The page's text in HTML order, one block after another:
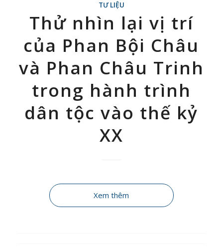
TƯ LIỆU
Thử nhìn lại vị trí
của Phan Bội Châu
và Phan Châu Trinh
trong hành trình
dân tộc vào thế kỷ
XX
Xem thêm